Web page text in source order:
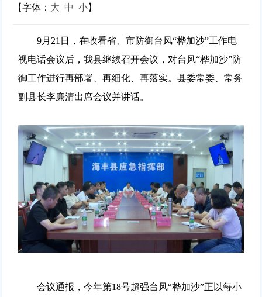
【字体： 大 中 小】
9月21日，在收看省、市防御台风“桦加沙”工作电
视电话会议后，我县继续召开会议，对台风“桦加沙”防
御工作进行再部署、再细化、再落实。县委常委、常务
副县长李廉清出席会议并讲话。
会议通报，今年第18号超强台风“桦加沙”正以每小